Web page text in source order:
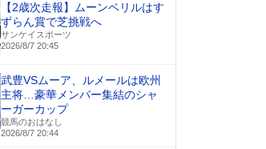
【2歳次走報】ムーンベリルはす
ずらん賞で芝挑戦へ
サンケイスポーツ
2026/8/7 20:45
武豊VSムーア、ルメールは欧州
主将…豪華メンバー集結のシャ
ーガーカップ
競馬のおはなし
2026/8/7 20:44